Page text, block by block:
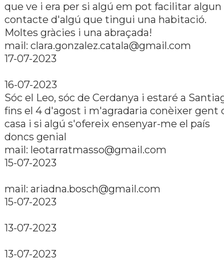
que ve i era per si algú em pot facilitar algun
contacte d'algú que tingui una habitació.
Moltes gràcies i una abraçada!
mail: clara.gonzalez.catala@gmail.com
17-07-2023
16-07-2023
Sóc el Leo, sóc de Cerdanya i estaré a
fins el 4 d'agost i m'agradaria conèixer gent
casa i si algú s'ofereix ensenyar-me el paí­s
doncs genial
mail: leotarratmasso@gmail.com
15-07-2023
mail: ariadna.bosch@gmail.com
15-07-2023
13-07-2023
13-07-2023